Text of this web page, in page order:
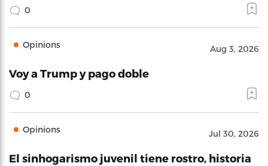
0
Opinions Aug 3, 2026
Voy a Trump y pago doble
0
Opinions Jul 30, 2026
El sinhogarismo juvenil tiene rostro, historia